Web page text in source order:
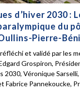
d’hiver 2030 :
du
Pierre-
et validé par les
Grospiron,
2030, Véronique
Fabrice Pannekoucke,